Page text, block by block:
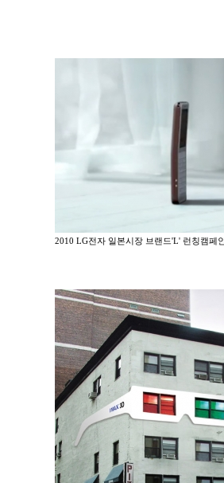
2010 LG전자 일본시장 브랜드'L' 런칭캠페인